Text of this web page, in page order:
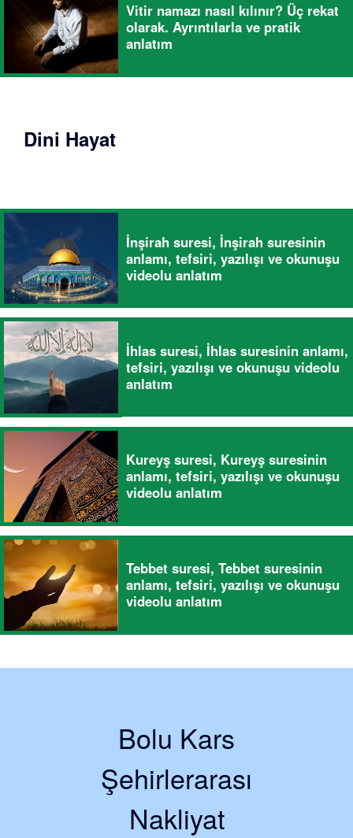
Vitir namazı nasıl kılınır? Üç rekat
olarak. Ayrıntılarla ve pratik
anlatım
Dini Hayat
İnşirah suresi, İnşirah suresinin
anlamı, tefsiri, yazılışı ve okunuşu
videolu anlatım
İhlas suresi, İhlas suresinin anlamı,
tefsiri, yazılışı ve okunuşu videolu
anlatım
Kureyş suresi, Kureyş suresinin
anlamı, tefsiri, yazılışı ve okunuşu
videolu anlatım
Tebbet suresi, Tebbet suresinin
anlamı, tefsiri, yazılışı ve okunuşu
videolu anlatım
Bolu Kars
Şehirlerarası
Nakliyat